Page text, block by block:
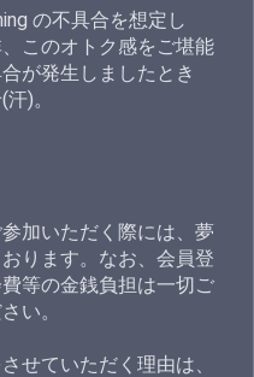
の不具合を想定し
このオトク感をご堪能
が発生しましたとき
)。
加いただく際には、夢
ります。なお、会員登
等の金銭負担は一切ご
い。
せていただく理由は、